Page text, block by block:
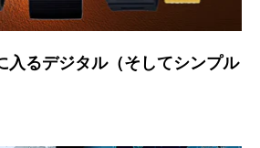
入るデジタル（そしてシンプル